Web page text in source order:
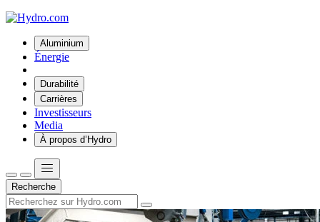
Aluminium
Énergie
Durabilité
Carrières
Investisseurs
Media
À propos d’Hydro
Recherche